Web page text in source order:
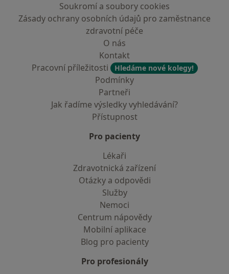
Soukromí a soubory cookies
Zásady ochrany osobních údajů pro zaměstnance
zdravotní péče
O nás
Kontakt
Pracovní příležitosti
Hledáme nové kolegy!
Podmínky
Partneři
Jak řadíme výsledky vyhledávání?
Přístupnost
Pro pacienty
Lékaři
Zdravotnická zařízení
Otázky a odpovědi
Služby
Nemoci
Centrum nápovědy
Mobilní aplikace
Blog pro pacienty
Pro profesionály